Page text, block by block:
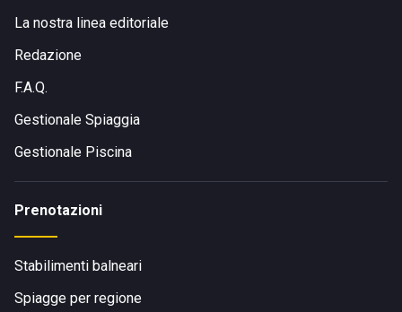
La nostra linea editoriale
Redazione
F.A.Q.
Gestionale Spiaggia
Gestionale Piscina
Prenotazioni
Stabilimenti balneari
Spiagge per regione